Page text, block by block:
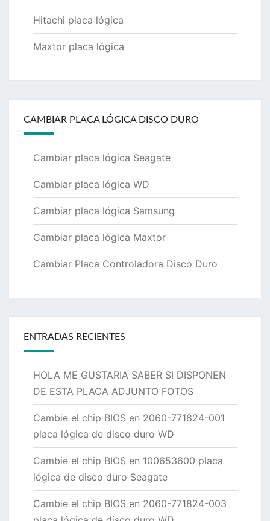
Hitachi placa lógica
Maxtor placa lógica
CAMBIAR PLACA LÓGICA DISCO DURO
Cambiar placa lógica Seagate
Cambiar placa lógica WD
Cambiar placa lógica Samsung
Cambiar placa lógica Maxtor
Cambiar Placa Controladora Disco Duro
ENTRADAS RECIENTES
HOLA ME GUSTARIA SABER SI DISPONEN
DE ESTA PLACA ADJUNTO FOTOS
Cambie el chip BIOS en 2060-771824-001
placa lógica de disco duro WD
Cambie el chip BIOS en 100653600 placa
lógica de disco duro Seagate
Cambie el chip BIOS en 2060-771824-003